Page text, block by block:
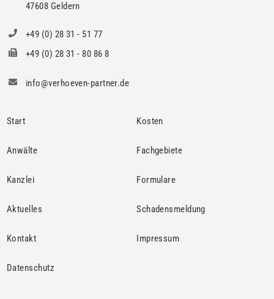
47608 Geldern
+49 (0) 28 31 - 51 77
+49 (0) 28 31 - 80 86 8
info@verhoeven-partner.de
Start Kosten
Anwälte Fachgebiete
Kanzlei Formulare
Aktuelles Schadensmeldung
Kontakt Impressum
Datenschutz